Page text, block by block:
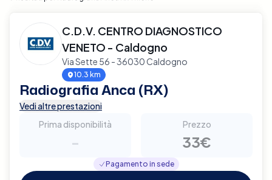
C.D.V. CENTRO DIAGNOSTICO
VENETO - Caldogno
Via Sette 56 - 36030 Caldogno
10.3 km
Radiografia Anca (RX)
Vedi altre prestazioni
Prima disponibilità
-
Prezzo
33€
Pagamento in sede